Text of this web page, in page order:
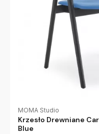
MOMA Studio
Krzesło Drewniane
Blue